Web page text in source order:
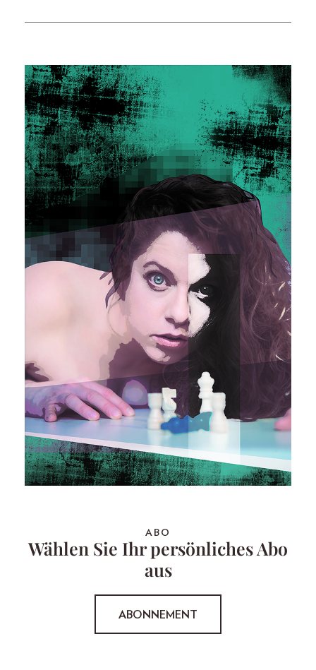
ABO
Wählen Sie Ihr persönliches Abo
aus
ABONNEMENT